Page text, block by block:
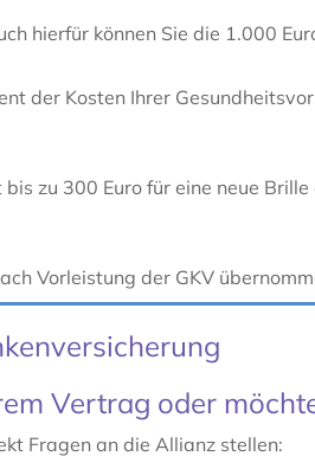
hierfür können Sie die 1.000
der Kosten Ihrer
zu 300 Euro für eine neue
Vorleistung der GKV
Vertrag oder
Fragen an die Allianz stellen: